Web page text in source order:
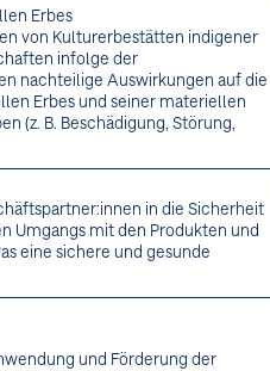
Erbes
von Kulturerbestätten indigener
infolge der
nachteilige Auswirkungen auf die
Erbes und seiner materiellen
(z. B. Beschädigung, Störung,
in die Sicherheit
Umgangs mit den Produkten und
eine sichere und gesunde
und Förderung der